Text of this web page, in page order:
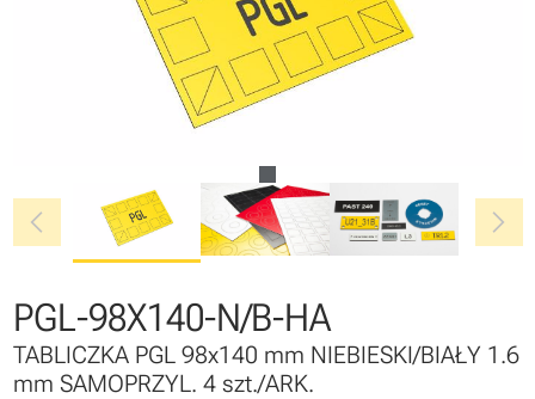
chevron_left chevron_right
PGL-98X140-N/B-HA
TABLICZKA PGL 98x140 mm NIEBIESKI/BIAŁY 1.6
mm SAMOPRZYL. 4 szt./ARK.